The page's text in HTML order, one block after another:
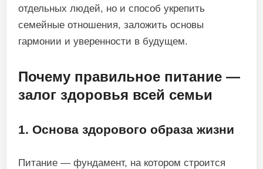
отдельных людей, но и способ укрепить
семейные отношения, заложить основы
гармонии и уверенности в будущем.
Почему правильное питание —
залог здоровья всей семьи
1. Основа здорового образа жизни
Питание — фундамент, на котором строится